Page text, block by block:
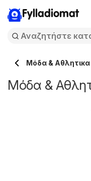
Fylladiomat
Μόδα &
Μόδα &